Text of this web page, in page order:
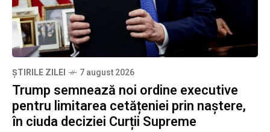
ȘTIRILE ZILEI 7 august 2026
Trump semnează noi ordine executive
pentru limitarea cetățeniei prin naștere,
în ciuda deciziei Curții Supreme